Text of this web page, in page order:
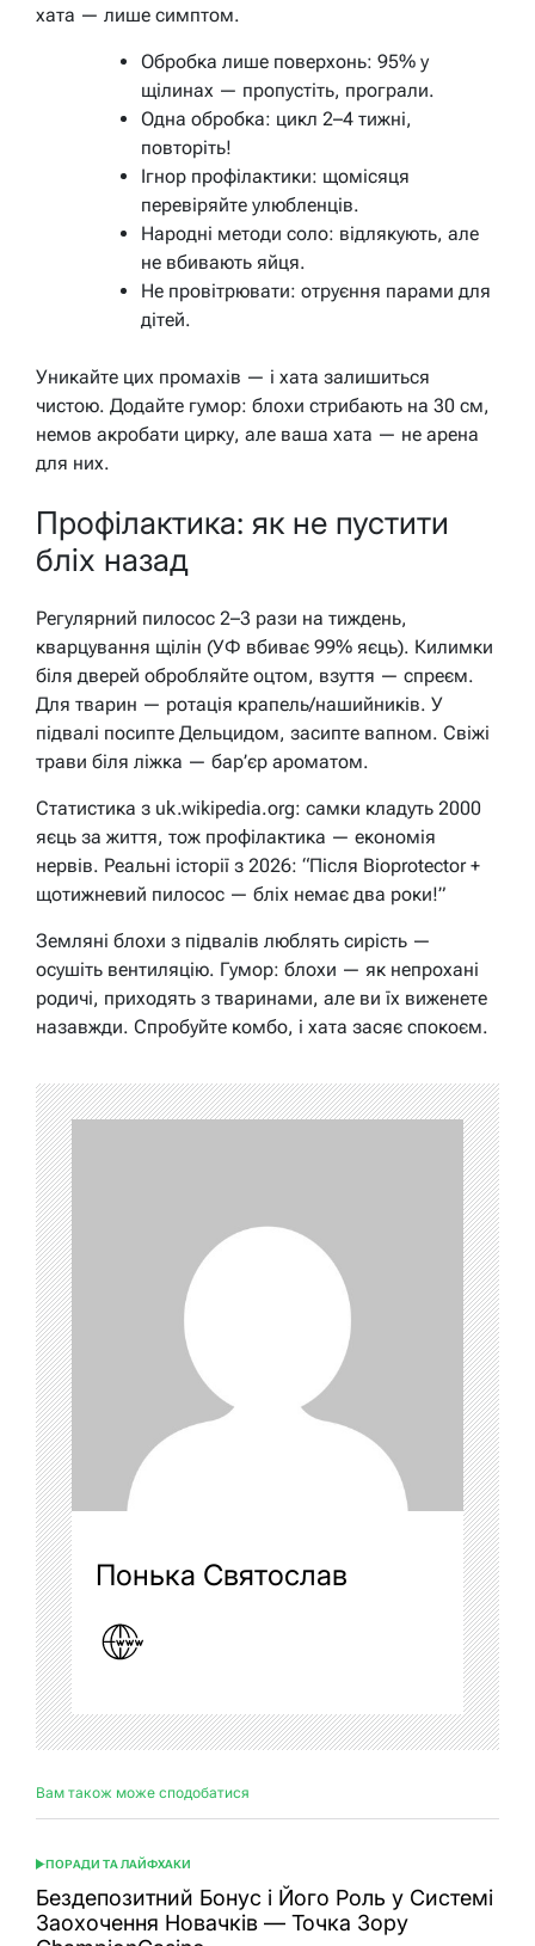
хата — лише симптом.
Обробка лише поверхонь: 95% у
щілинах — пропустіть, програли.
Одна обробка: цикл 2–4 тижні,
повторіть!
Ігнор профілактики: щомісяця
перевіряйте улюбленців.
Народні методи соло: відлякують, але
не вбивають яйця.
Не провітрювати: отруєння парами для
дітей.
Уникайте цих промахів — і хата залишиться
чистою. Додайте гумор: блохи стрибають на 30 см,
немов акробати цирку, але ваша хата — не арена
для них.
Профілактика: як не пустити
бліх назад
Регулярний пилосос 2–3 рази на тиждень,
кварцування щілін (УФ вбиває 99% яєць). Килимки
біля дверей обробляйте оцтом, взуття — спреєм.
Для тварин — ротація крапель/нашийників. У
підвалі посипте Дельцидом, засипте вапном. Свіжі
трави біля ліжка — бар’єр ароматом.
Статистика з uk.wikipedia.org: самки кладуть 2000
яєць за життя, тож профілактика — економія
нервів. Реальні історії з 2026: “Після Bioprotector +
щотижневий пилосос — бліх немає два роки!”
Земляні блохи з підвалів люблять сирість —
осушіть вентиляцію. Гумор: блохи — як непрохані
родичі, приходять з тваринами, але ви їх виженете
назавжди. Спробуйте комбо, і хата засяє спокоєм.
Понька Святослав
Вам також може сподобатися
ОПУБЛІКУВАТИ
У
ПОРАДИ ТА ЛАЙФХАКИ
Бездепозитний Бонус і Його Роль у Системі
Заохочення Новачків — Точка Зору